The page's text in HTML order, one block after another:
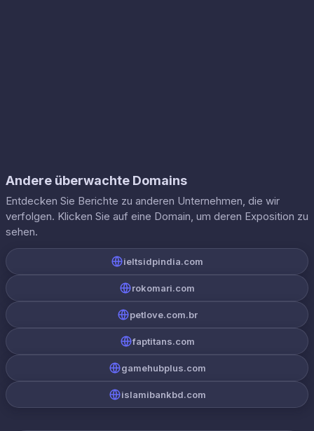
Andere überwachte Domains
Entdecken Sie Berichte zu anderen Unternehmen, die wir
verfolgen. Klicken Sie auf eine Domain, um deren Exposition zu
sehen.
ieltsidpindia.com
rokomari.com
petlove.com.br
faptitans.com
gamehubplus.com
islamibankbd.com